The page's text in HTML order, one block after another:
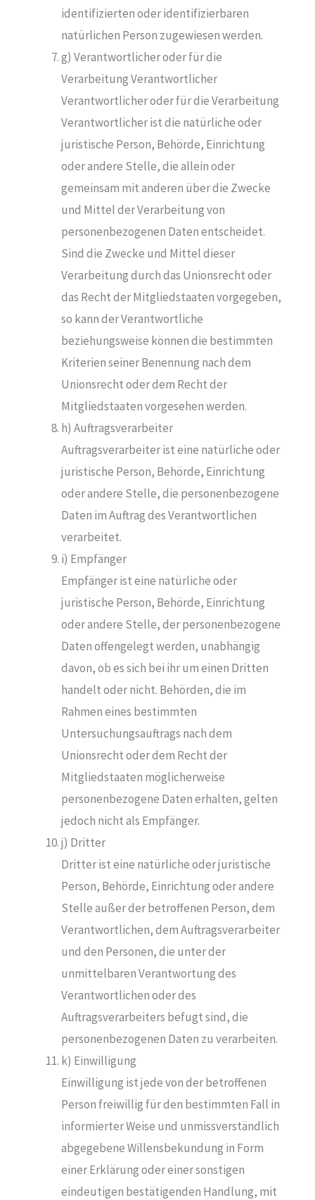
identifizierten oder identifizierbaren
natürlichen Person zugewiesen werden.
g) Verantwortlicher oder für die
Verarbeitung Verantwortlicher
Verantwortlicher oder für die Verarbeitung
Verantwortlicher ist die natürliche oder
juristische Person, Behörde, Einrichtung
oder andere Stelle, die allein oder
gemeinsam mit anderen über die Zwecke
und Mittel der Verarbeitung von
personenbezogenen Daten entscheidet.
Sind die Zwecke und Mittel dieser
Verarbeitung durch das Unionsrecht oder
das Recht der Mitgliedstaaten vorgegeben,
so kann der Verantwortliche
beziehungsweise können die bestimmten
Kriterien seiner Benennung nach dem
Unionsrecht oder dem Recht der
Mitgliedstaaten vorgesehen werden.
h) Auftragsverarbeiter
Auftragsverarbeiter ist eine natürliche oder
juristische Person, Behörde, Einrichtung
oder andere Stelle, die personenbezogene
Daten im Auftrag des Verantwortlichen
verarbeitet.
i) Empfänger
Empfänger ist eine natürliche oder
juristische Person, Behörde, Einrichtung
oder andere Stelle, der personenbezogene
Daten offengelegt werden, unabhängig
davon, ob es sich bei ihr um einen Dritten
handelt oder nicht. Behörden, die im
Rahmen eines bestimmten
Untersuchungsauftrags nach dem
Unionsrecht oder dem Recht der
Mitgliedstaaten möglicherweise
personenbezogene Daten erhalten, gelten
jedoch nicht als Empfänger.
j) Dritter
Dritter ist eine natürliche oder juristische
Person, Behörde, Einrichtung oder andere
Stelle außer der betroffenen Person, dem
Verantwortlichen, dem Auftragsverarbeiter
und den Personen, die unter der
unmittelbaren Verantwortung des
Verantwortlichen oder des
Auftragsverarbeiters befugt sind, die
personenbezogenen Daten zu verarbeiten.
k) Einwilligung
Einwilligung ist jede von der betroffenen
Person freiwillig für den bestimmten Fall in
informierter Weise und unmissverständlich
abgegebene Willensbekundung in Form
einer Erklärung oder einer sonstigen
eindeutigen bestätigenden Handlung, mit